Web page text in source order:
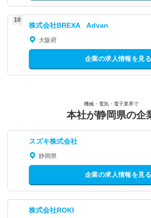
株式会社BREXA Advan
大阪府
企業の求人情報を見る
機械・電気・電子業界で
本社が静岡県の企
スズキ株式会社
静岡県
企業の求人情報を見る
株式会社ROKI